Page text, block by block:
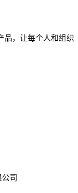
品，让每个人和组织
司